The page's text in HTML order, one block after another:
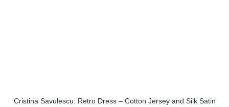
Cristina Savulescu: Retro Dress – Cotton Jersey and Silk Satin